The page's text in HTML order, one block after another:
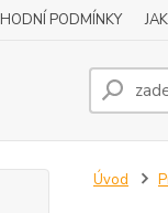
PODMÍNKY
Úvod